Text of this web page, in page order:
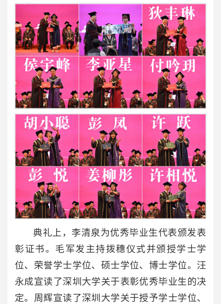
典礼上，李清泉为优秀毕业生代表颁发表
彰证书。毛军发主持拨穗仪式并颁授学士学
位、荣誉学士学位、硕士学位、博士学位。汪
永成宣读了深圳大学关于表彰优秀毕业生的决
定。周辉宣读了深圳大学关于授予学士学位、